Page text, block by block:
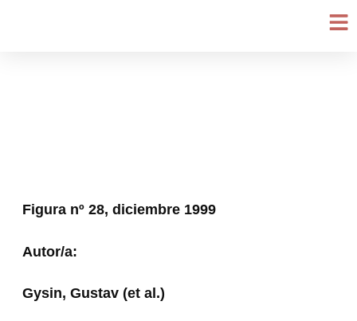
Figura nº 28, diciembre 1999
Autor/a:
Gysin, Gustav (et al.)